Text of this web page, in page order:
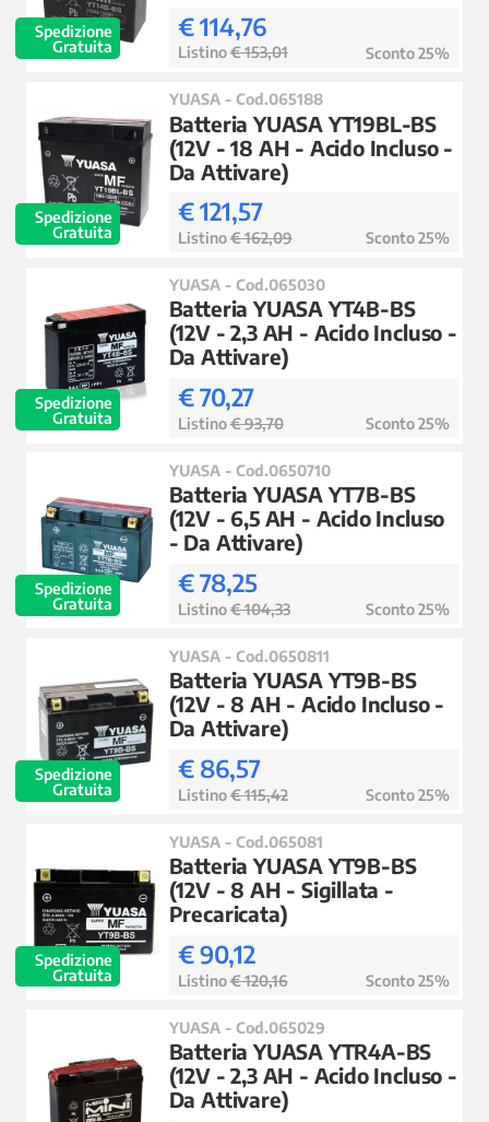
Spedizione
Gratuita
€ 114,76
Listino€ 153,01 Sconto 25%
Spedizione
Gratuita
YUASA - Cod.065188
Batteria YUASA YT19BL-BS
(12V - 18 AH - Acido Incluso -
Da Attivare)
€ 121,57
Listino€ 162,09 Sconto 25%
Spedizione
Gratuita
YUASA - Cod.065030
Batteria YUASA YT4B-BS
(12V - 2,3 AH - Acido Incluso -
Da Attivare)
€ 70,27
Listino€ 93,70 Sconto 25%
Spedizione
Gratuita
YUASA - Cod.0650710
Batteria YUASA YT7B-BS
(12V - 6,5 AH - Acido Incluso
- Da Attivare)
€ 78,25
Listino€ 104,33 Sconto 25%
Spedizione
Gratuita
YUASA - Cod.0650811
Batteria YUASA YT9B-BS
(12V - 8 AH - Acido Incluso -
Da Attivare)
€ 86,57
Listino€ 115,42 Sconto 25%
Spedizione
Gratuita
YUASA - Cod.065081
Batteria YUASA YT9B-BS
(12V - 8 AH - Sigillata -
Precaricata)
€ 90,12
Listino€ 120,16 Sconto 25%
YUASA - Cod.065029
Batteria YUASA YTR4A-BS
(12V - 2,3 AH - Acido Incluso -
Da Attivare)